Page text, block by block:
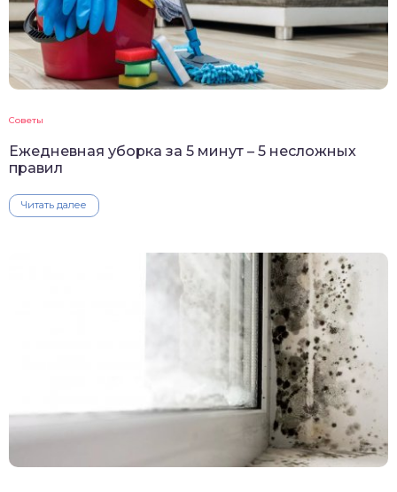
Советы
Ежедневная уборка за 5 минут – 5 несложных
правил
Читать далее